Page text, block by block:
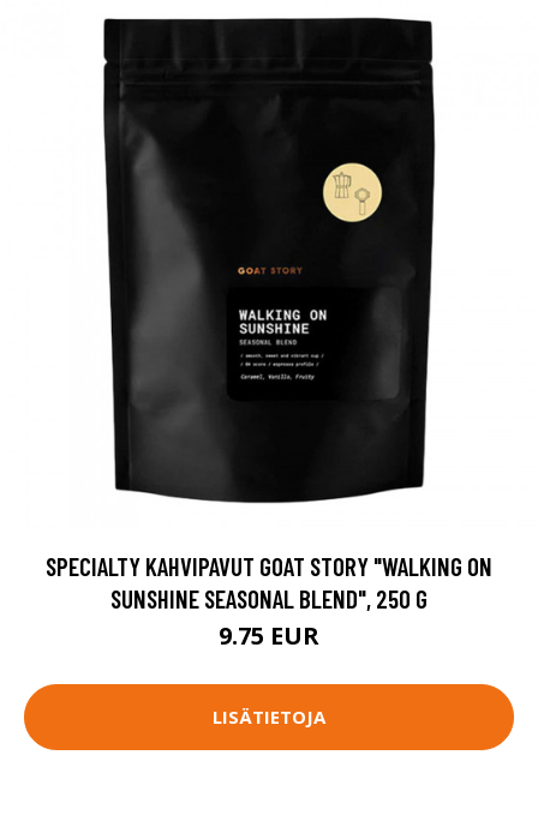
SPECIALTY KAHVIPAVUT GOAT STORY "WALKING ON
SUNSHINE SEASONAL BLEND", 250 G
9.75 EUR
LISÄTIETOJA